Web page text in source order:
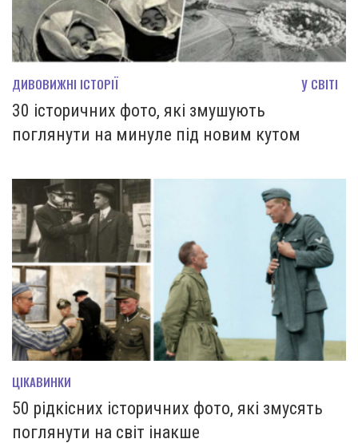
ДИВОВИЖНІ ІСТОРІЇ У СВІТІ
30 історичних фото, які змушують
поглянути на минуле під новим кутом
ЦІКАВИНКИ
50 рідкісних історичних фото, які змусять
поглянути на світ інакше